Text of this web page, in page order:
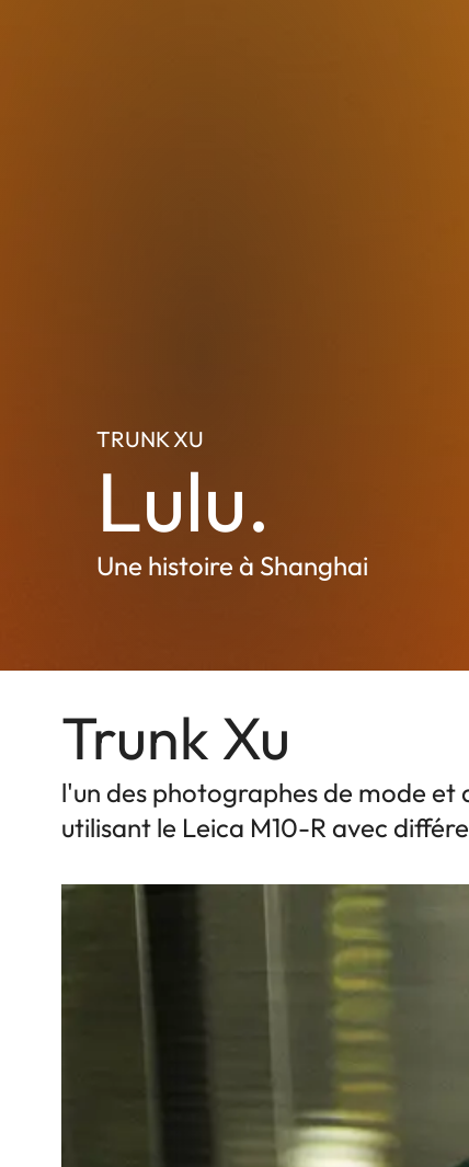
TRUNK XU
Lulu.
Une histoire à Shanghai
Trunk Xu
l'un des photographes de mode et
utilisant le Leica M10-R avec